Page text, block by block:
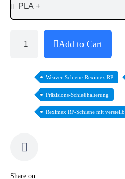
Add to Cart
Weaver-Schiene Reximex RP
Präzisions-Schießhalterung
Reximex RP-Schiene mit verstellb
Share on